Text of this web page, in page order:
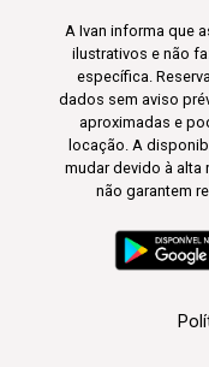
A Ivan informa que
ilustrativos e não
específica.
dados sem aviso
aproximadas e
locação. A
mudar devido à alta
não garantem